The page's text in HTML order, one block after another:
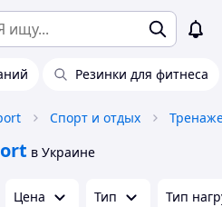
Резинки для фитнеса
Спорт и отдых
в Украине
Цена Тип Тип